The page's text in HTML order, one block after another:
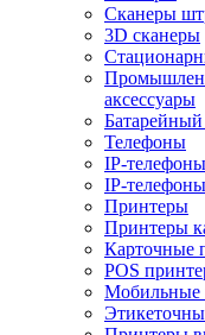
Сканеры
3D сканеры
аксессуары
Телефоны
IP-
IP-
Принтеры
Принтеры
Карточные
POS
Мобильные